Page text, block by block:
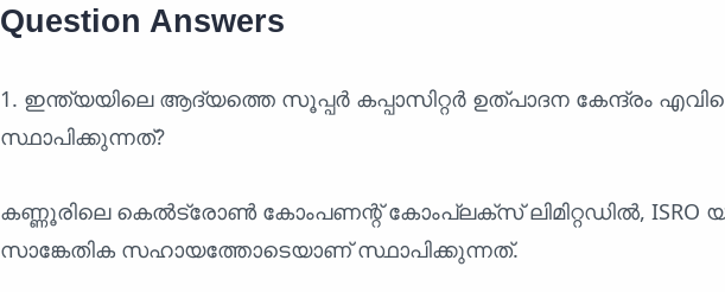
Question Answers
1. ഇന്ത്യയിലെ ആദ്യത്തെ സൂപ്പർ കപ്പാസിറ്റർ ഉത്പാദന കേന്ദ്രം
സ്ഥാപിക്കുന്നത്?
കണ്ണൂരിലെ കെൽട്രോൺ കോംപണന്റ് കോംപ്ലക്‌സ് ലിമിറ്റഡിൽ, ISRO
സാങ്കേതിക സഹായത്തോടെയാണ് സ്ഥാപിക്കുന്നത്.